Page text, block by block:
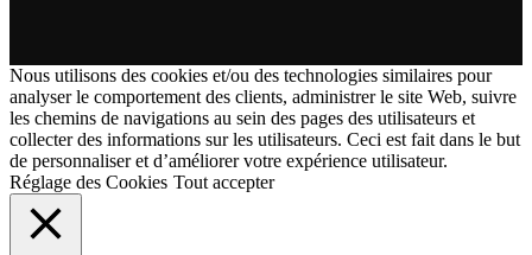
Nous utilisons des cookies et/ou des technologies similaires pour
analyser le comportement des clients, administrer le site Web, suivre
les chemins de navigations au sein des pages des utilisateurs et
collecter des informations sur les utilisateurs. Ceci est fait dans le but
de personnaliser et d’améliorer votre expérience utilisateur.
Réglage des Cookies Tout accepter